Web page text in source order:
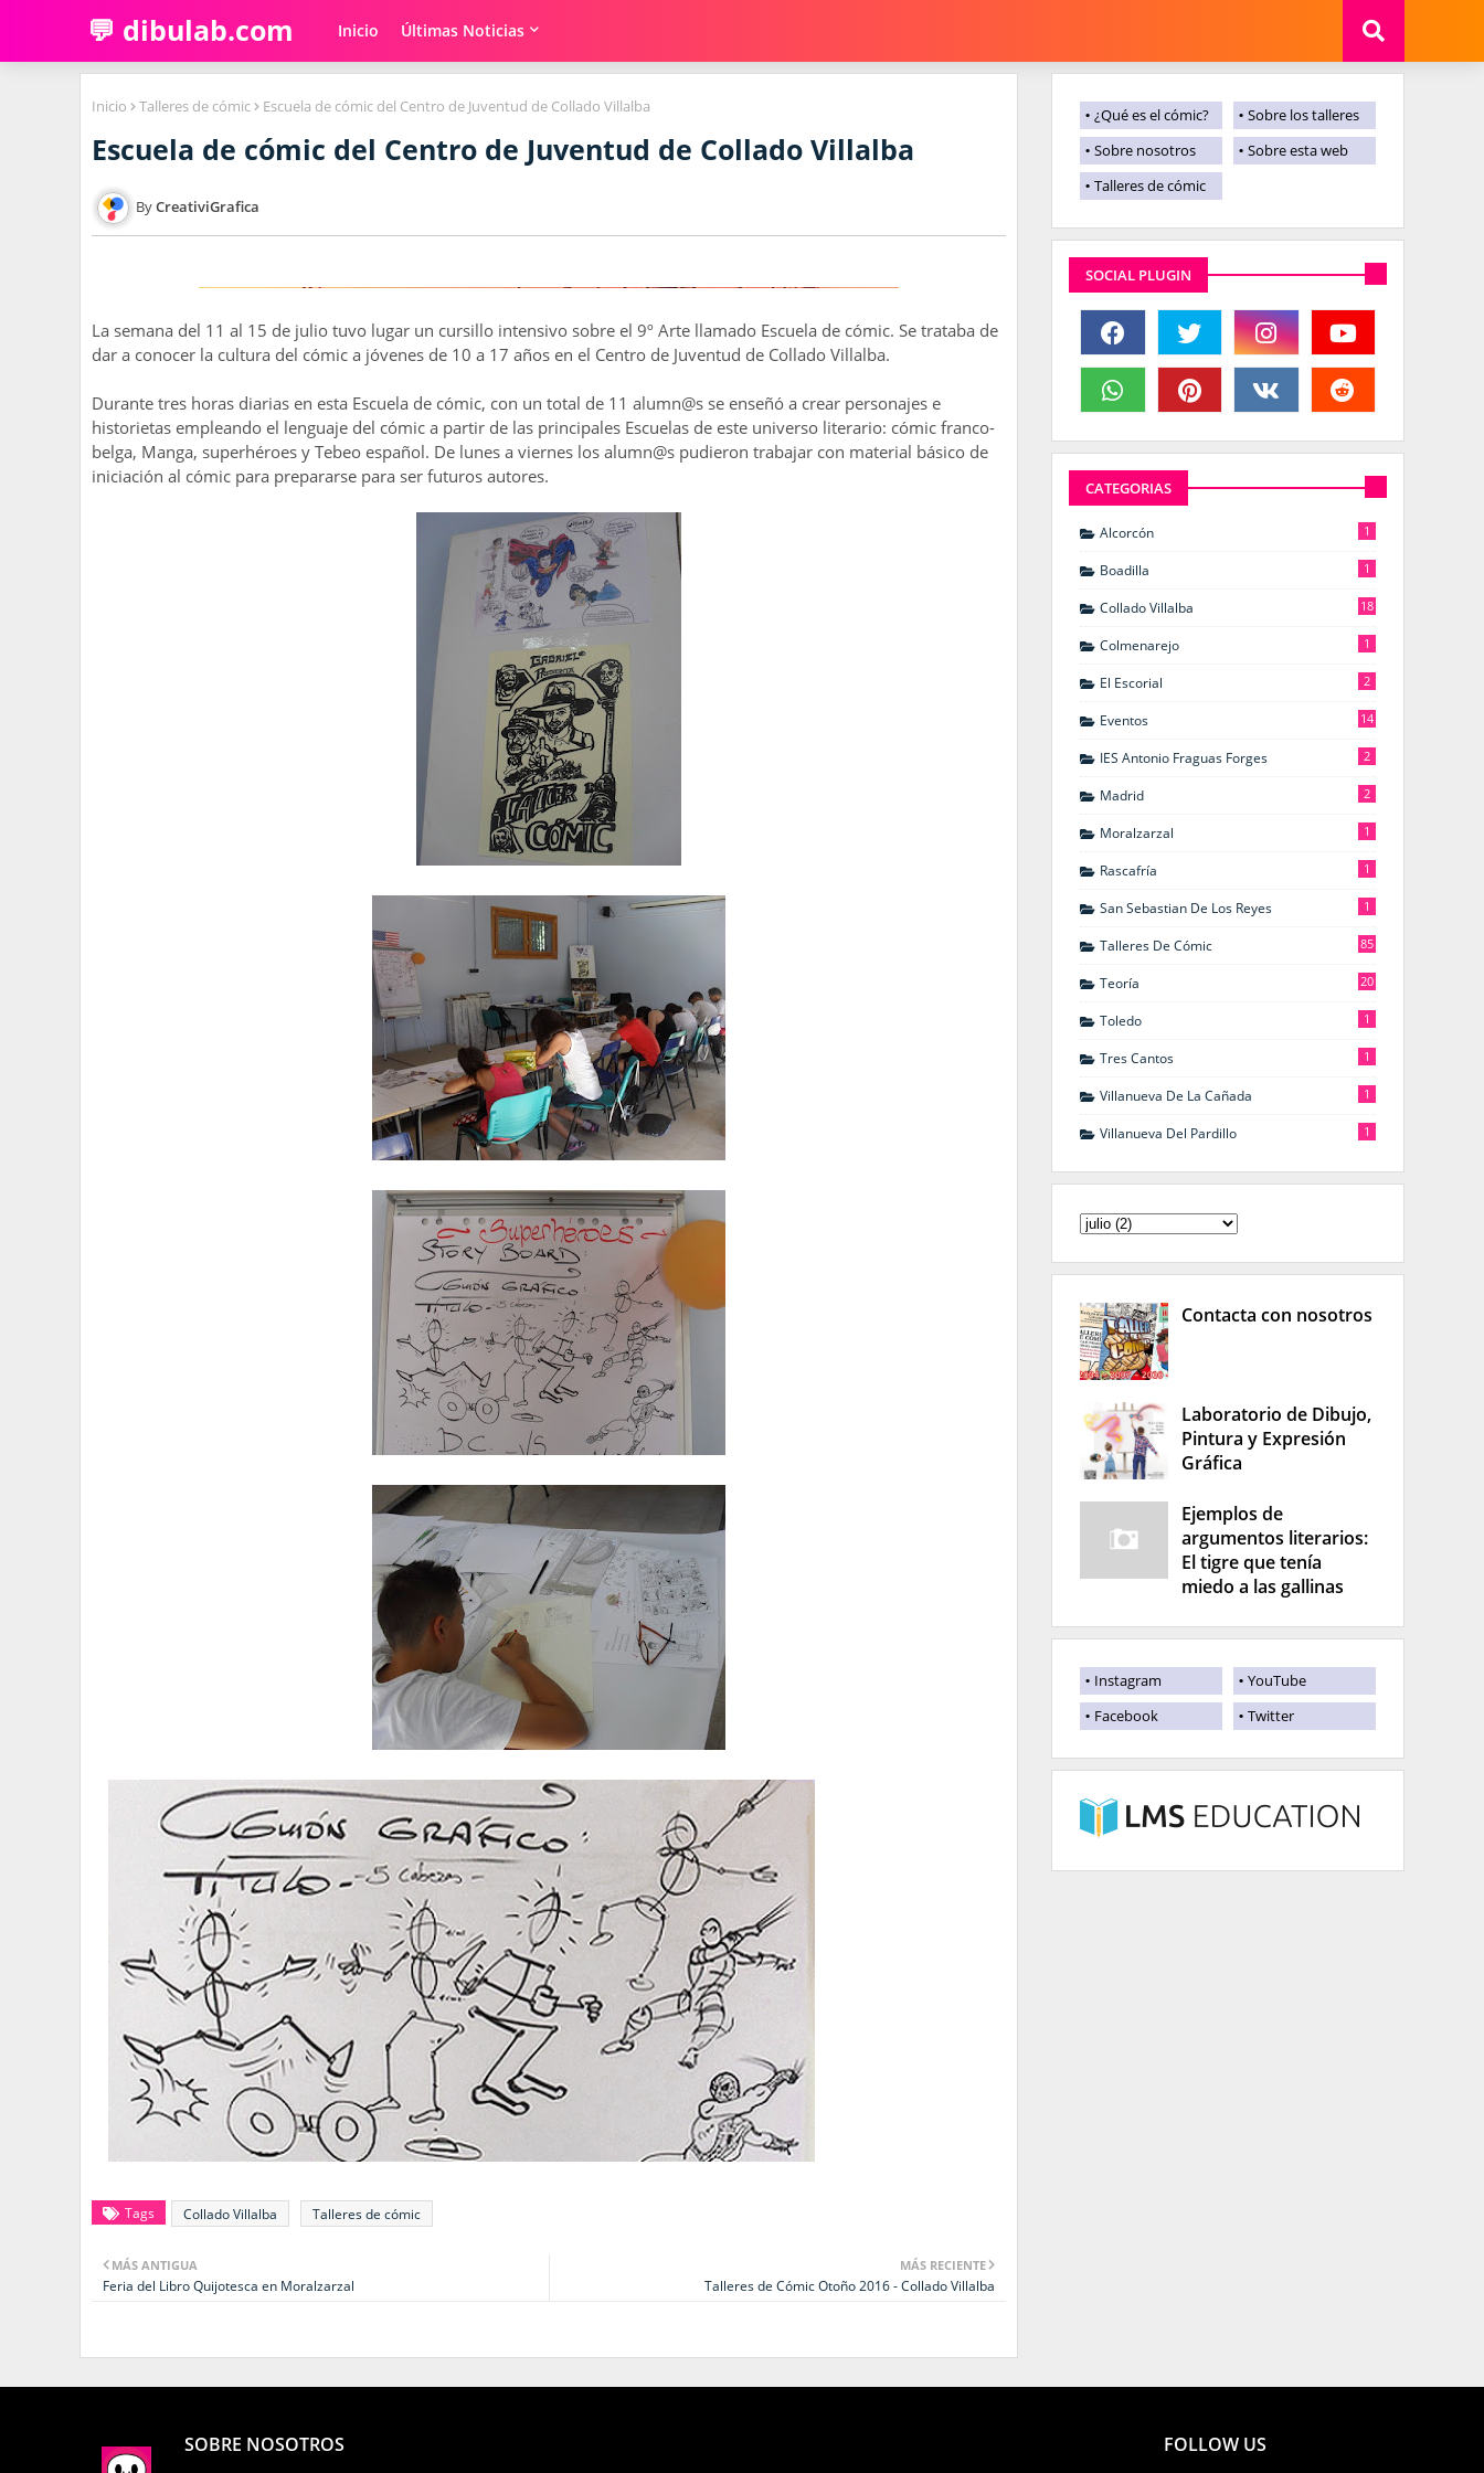
💬 dibulab.com Inicio Últimas Noticias
Inicio Talleres de cómic Escuela de cómic del Centro de Juventud de Collado Villalba
Escuela de cómic del Centro de Juventud de Collado Villalba
CreativiGrafica
La semana del 11 al 15 de julio tuvo lugar un cursillo intensivo sobre el 9º Arte llamado Escuela de cómic. Se trataba de
dar a conocer la cultura del cómic a jóvenes de 10 a 17 años en el Centro de Juventud de Collado Villalba.
Durante tres horas diarias en esta Escuela de cómic, con un total de 11 alumn@s se enseñó a crear personajes e
historietas empleando el lenguaje del cómic a partir de las principales Escuelas de este universo literario: cómic franco-
belga, Manga, superhéroes y Tebeo español. De lunes a viernes los alumn@s pudieron trabajar con material básico de
iniciación al cómic para prepararse para ser futuros autores.
Tags Collado Villalba Talleres de cómic
MÁS RECIENTE
Talleres de Cómic Otoño 2016 - Collado Villalba
MÁS ANTIGUA
Feria del Libro Quijotesca en Moralzarzal
¿Qué es el cómic?
Sobre los talleres
Sobre nosotros
Sobre esta web
Talleres de cómic
SOCIAL PLUGIN
CATEGORIAS
Alcorcón 1
Boadilla 1
Collado Villalba 18
Colmenarejo 1
El Escorial 2
Eventos 14
IES Antonio Fraguas Forges 2
Madrid 2
Moralzarzal 1
Rascafría 1
San Sebastian De Los Reyes 1
Talleres De Cómic 85
Teoría 20
Toledo 1
Tres Cantos 1
Villanueva De La Cañada 1
Villanueva Del Pardillo 1
Contacta con nosotros
Laboratorio de Dibujo,
Pintura y Expresión
Gráfica
Ejemplos de
argumentos literarios:
El tigre que tenía
miedo a las gallinas
Instagram
YouTube
Facebook
Twitter
SOBRE NOSOTROS FOLLOW US